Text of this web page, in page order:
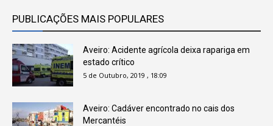
PUBLICAÇÕES MAIS POPULARES
Aveiro: Acidente agrícola deixa rapariga em
estado crítico
5 de Outubro, 2019 , 18:09
Aveiro: Cadáver encontrado no cais dos
Mercantéis